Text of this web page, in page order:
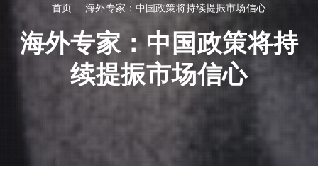
首页 海外专家：中国政策将持续提振市场信心
海外专家：中国政策将持
续提振市场信心